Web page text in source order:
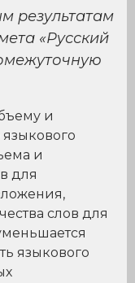
результатам
«Русский
и
и
для
слов для
языкового